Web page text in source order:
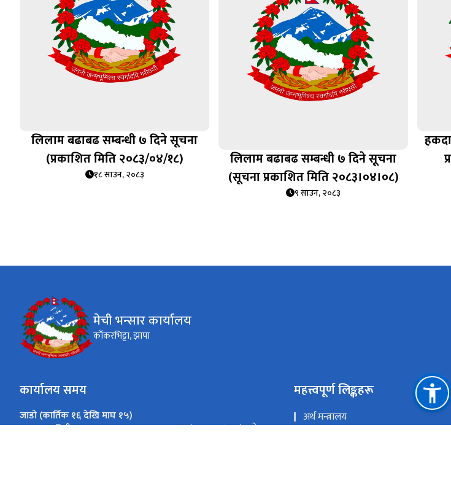
लिलाम बढाबढ सम्बन्धी ७ दिने सूचना
(प्रकाशित मिति २०८३/०४/१८)
१८ साउन, २०८३
लिलाम बढाबढ सम्बन्धी ७ दिने सूचना
(सूचना प्रकाशित मिति २०८३।०४।०८)
९ साउन, २०८३
मेची भन्सार कार्यालय
काँकरभिट्टा, झापा
कार्यालय समय
जाडो (कार्तिक १६ देखि माघ १५)
आइतबार-विहीबार
(०९:००-४:००) बजे
महत्त्वपूर्ण लिङ्कहरू
अर्थ मन्त्रालय